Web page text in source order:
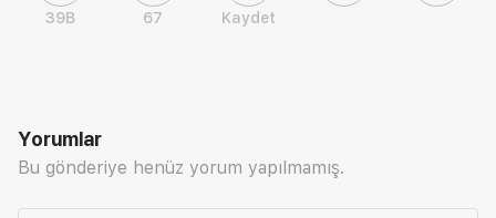
39B 67 Kaydet
Yorumlar
Bu gönderiye henüz yorum yapılmamış.